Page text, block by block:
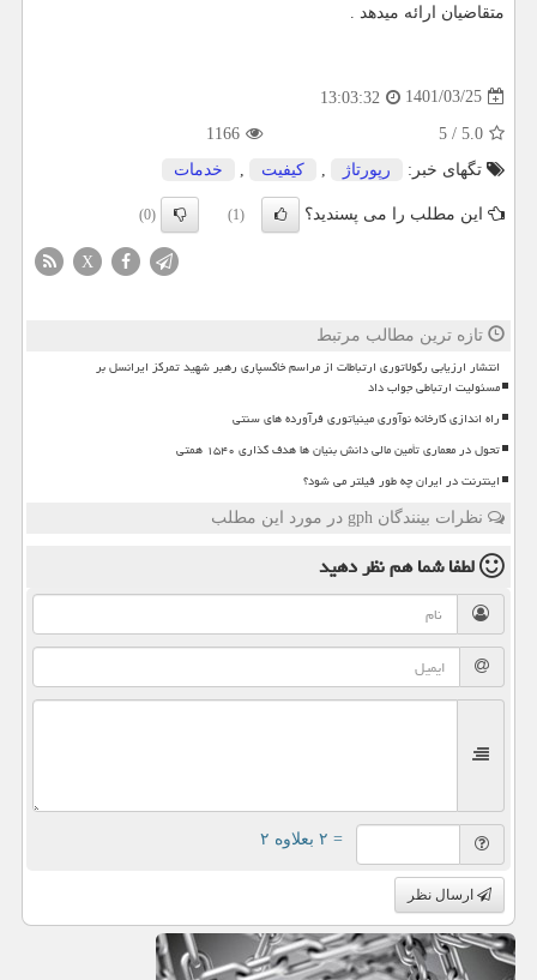
متقاضیان ارائه میدهد .
1401/03/25
13:03:32
5.0
/
5
1166
تگهای خبر:
رپورتاژ , كیفیت , خدمات
این مطلب را می پسندید؟ (1)
(0)
X
تازه ترین مطالب مرتبط
انتشار ارزیابی رگولاتوری ارتباطات از مراسم خاکسپاری رهبر شهید تمرکز ایرانسل بر
مسئولیت ارتباطی جواب داد
راه اندازی کارخانه نوآوری مینیاتوری فرآورده های سنتی
تحول در معماری تأمین مالی دانش بنیان ها هدف گذاری ۱۵۴۰ همتی
اینترنت در ایران چه طور فیلتر می شود؟
نظرات بینندگان gph در مورد این مطلب
لطفا شما همنظر دهید
= ۲ بعلاوه ۲
ارسال نظر